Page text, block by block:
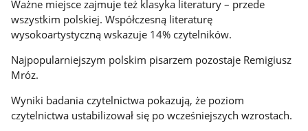
Ważne miejsce zajmuje też klasyka literatury – przede
wszystkim polskiej. Współczesną literaturę
wysokoartystyczną wskazuje 14% czytelników.
Najpopularniejszym polskim pisarzem pozostaje Remigiusz
Mróz.
Wyniki badania czytelnictwa pokazują, że poziom
czytelnictwa ustabilizował się po wcześniejszych wzrostach.